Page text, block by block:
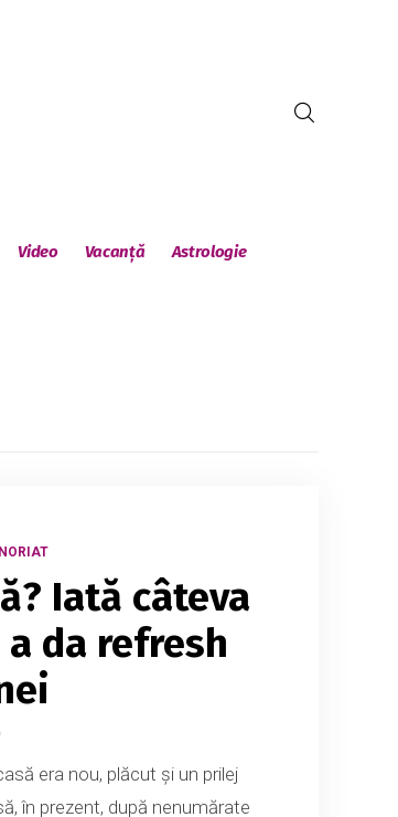
Video Vacanță Astrologie
Iată câteva
da refresh
era nou, plăcut și un prilej
în prezent, după nenumărate